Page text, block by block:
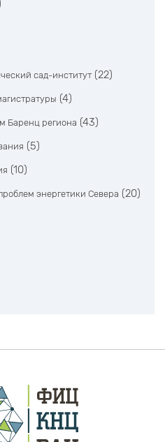
сад-институт (22)
(4)
Баренц региона (43)
(5)
(10)
энергетики Севера (20)